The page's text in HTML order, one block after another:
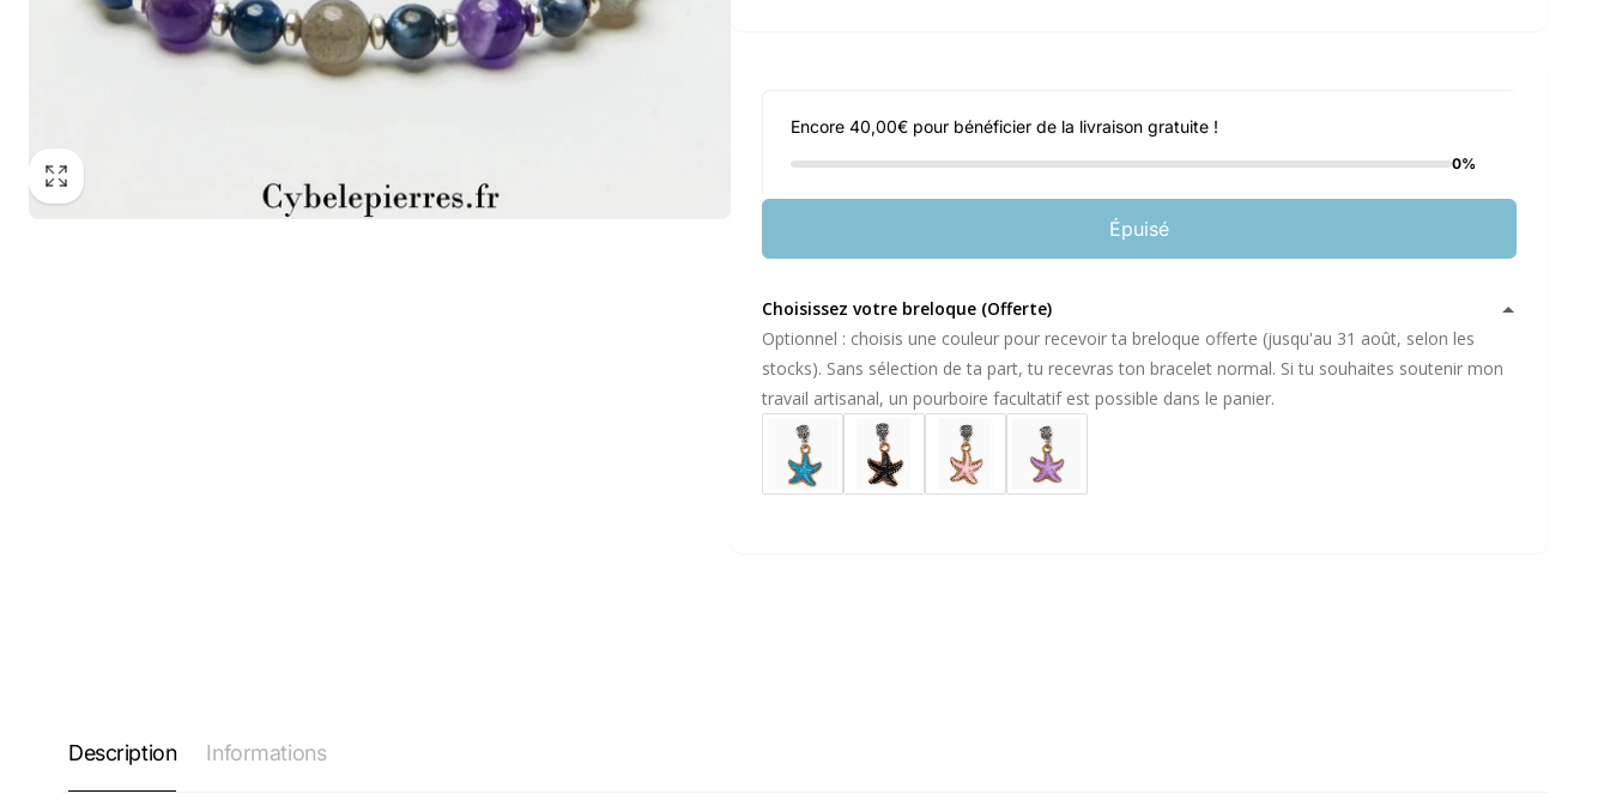
Encore 40,00€ pour bénéficier de la livraison gratuite !
0%
Épuisé
Choisissez votre breloque (Offerte)
Optionnel : choisis une couleur pour recevoir ta breloque offerte (jusqu'au 31 août, selon les
stocks). Sans sélection de ta part, tu recevras ton bracelet normal. Si tu souhaites soutenir mon
travail artisanal, un pourboire facultatif est possible dans le panier.
Description Informations